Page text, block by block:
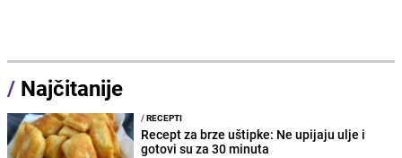
/ Najčitanije
/RECEPTI
Recept za brze uštipke: Ne upijaju ulje i
gotovi su za 30 minuta